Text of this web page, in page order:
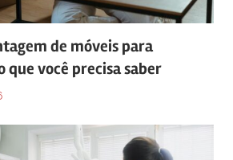
de móveis para
que você precisa saber